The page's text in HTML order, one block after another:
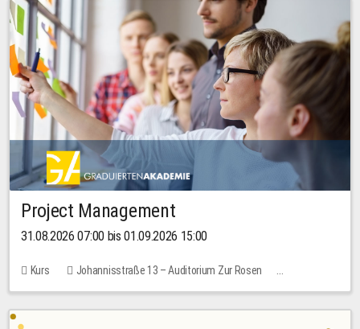
Project Management
31.08.2026 07:00 bis 01.09.2026 15:00
Kurs
Johannisstraße 13 – Auditorium Zur Rosen
Keine freien Plätze
30,00 EUR